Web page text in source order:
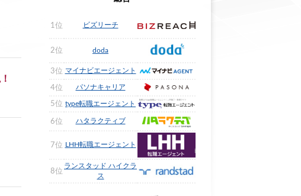
1位 ビズリーチ
2位 doda
3位 マイナビエージェント
4位 パソナキャリア
5位 type転職エージェント
6位 ハタラクティブ
7位 LHH転職エージェント
8位
ランスタッド ハイクラ
ス